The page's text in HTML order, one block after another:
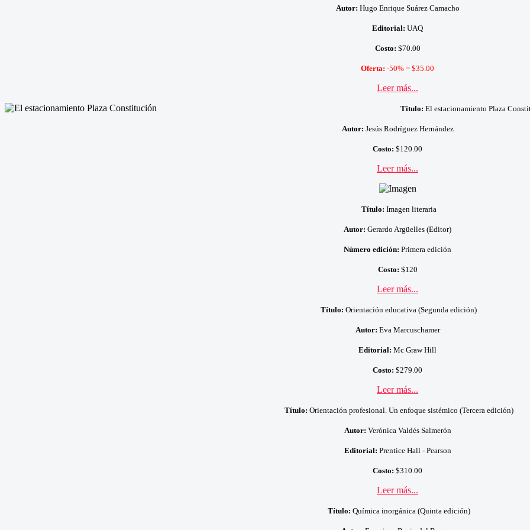
Autor: Hugo Enrique Suárez Camacho
Editorial: UAQ
Costo: $70.00
Oferta: -50% = $35.00
Leer más...
Título: El estacionamiento Plaza
Autor: Jesús Rodríguez Hernández
Costo: $120.00
Leer más...
Título: Imagen literaria
Autor: Gerardo Argüelles (Editor)
Número edición: Primera edición
Costo: $120
Leer más...
Título: Orientación educativa (Segunda edición)
Autor: Eva Marcuschamer
Editorial: Mc Graw Hill
Costo: $279.00
Leer más...
Título: Orientación profesional. Un enfoque sistémico (Tercera edición)
Autor: Verónica Valdés Salmerón
Editorial: Prentice Hall - Pearson
Costo: $310.00
Leer más...
Título: Química inorgánica (Quinta edición)